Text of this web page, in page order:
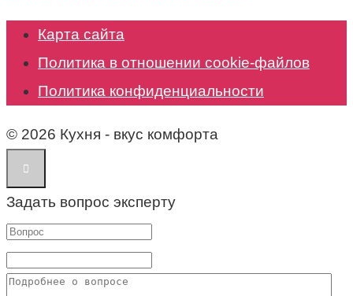
Карта сайта
Политика в отношении cookie-файлов
Политика конфиденциальности
© 2026 Кухня - вкус комфорта
Задать вопрос эксперту